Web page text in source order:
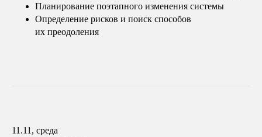
Планирование поэтапного изменения системы
Определение рисков и поиск способов
их преодоления
11.11, среда